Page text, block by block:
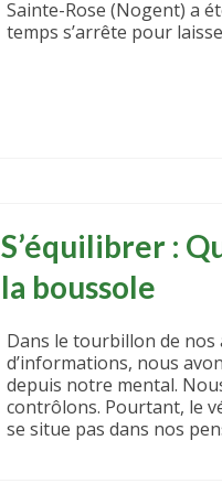
Sainte-Rose (Nogent) a
temps s’arrête pour
S’équilibrer :
la boussole
Dans le tourbillon de
d’informations, nous
depuis notre mental.
contrôlons. Pourtant, le
se situe pas dans nos